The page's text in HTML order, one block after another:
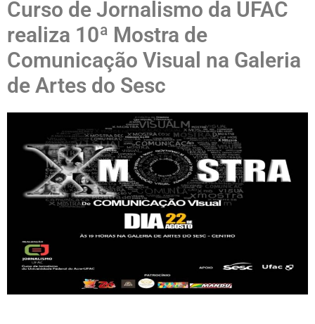
Curso de Jornalismo da UFAC
realiza 10ª Mostra de
Comunicação Visual na Galeria
de Artes do Sesc